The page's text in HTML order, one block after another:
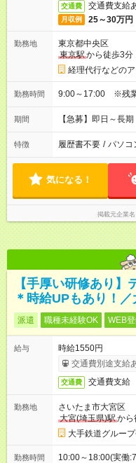
交通費 交通費支給
月収例 25～30万円
勤務地
東京都中央区
東京駅から徒歩3分
経理代行などの
勤務時間 9:00～17:00 ※残業
期間 【急募】即日～長
特徴 履歴書不要 / パソコ
気になる！
掲載元企業名
【手厚い研修あり
＊時給UPもあり！
派遣 職種未経験OK WEB
給与
時給1550円
交通費別途支給
交通費 交通費支給
勤務地
さいたま市大宮区
大宮(埼玉県)駅から
大手鉄道グルー
勤務時間 10:00～18:00(実働